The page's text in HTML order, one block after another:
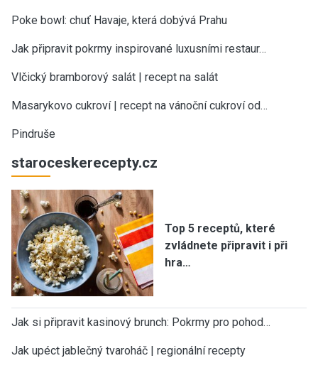
Poke bowl: chuť Havaje, která dobývá Prahu
Jak připravit pokrmy inspirované luxusními restaur…
Vlčický bramborový salát | recept na salát
Masarykovo cukroví | recept na vánoční cukroví od…
Pindruše
staroceskerecepty.cz
Top 5 receptů, které
zvládnete připravit i při
hra…
Jak si připravit kasinový brunch: Pokrmy pro pohod…
Jak upéct jablečný tvaroháč | regionální recepty